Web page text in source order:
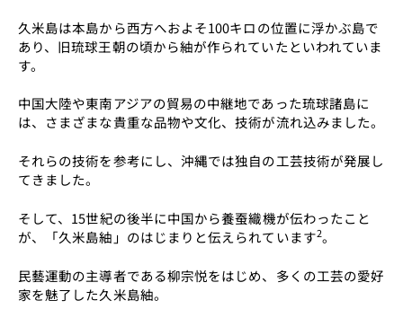
久米島は本島から西方へおよそ100キロの位置に浮かぶ島で
あり、旧琉球王朝の頃から紬が作られていたといわれていま
す。
中国大陸や東南アジアの貿易の中継地であった琉球諸島に
は、さまざまな貴重な品物や文化、技術が流れ込みました。
それらの技術を参考にし、沖縄では独自の工芸技術が発展し
てきました。
そして、15世紀の後半に中国から養蚕織機が伝わったこと
が、「久米島紬」のはじまりと伝えられています2。
民藝運動の主導者である柳宗悦をはじめ、多くの工芸の愛好
家を魅了した久米島紬。